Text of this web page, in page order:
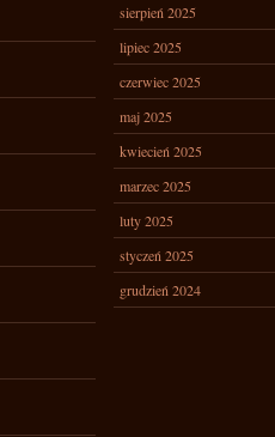
sierpień 2025
lipiec 2025
czerwiec 2025
maj 2025
kwiecień 2025
marzec 2025
luty 2025
styczeń 2025
grudzień 2024